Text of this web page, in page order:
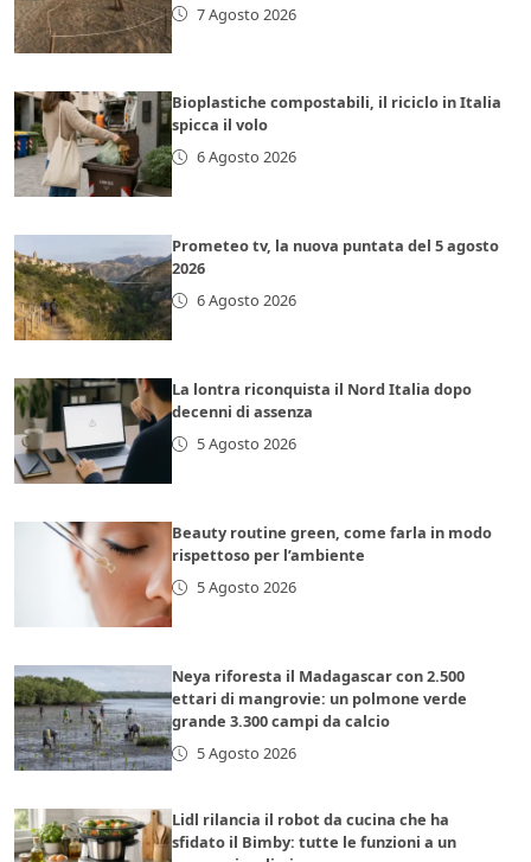
7 Agosto 2026
Bioplastiche compostabili, il riciclo in Italia
spicca il volo
6 Agosto 2026
Prometeo tv, la nuova puntata del 5 agosto
2026
6 Agosto 2026
La lontra riconquista il Nord Italia dopo
decenni di assenza
5 Agosto 2026
Beauty routine green, come farla in modo
rispettoso per l’ambiente
5 Agosto 2026
Neya riforesta il Madagascar con 2.500
ettari di mangrovie: un polmone verde
grande 3.300 campi da calcio
5 Agosto 2026
Lidl rilancia il robot da cucina che ha
sfidato il Bimby: tutte le funzioni a un